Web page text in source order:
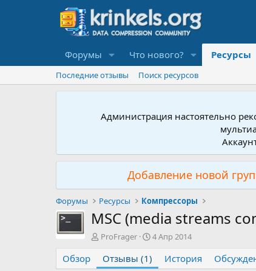
Форумы Что нового? Ресурсы
Последние отзывы Поиск ресурсов
Администрация настоятельно
Добавление новой
Форумы Ресурсы Компрессоры
MSC (media streams
А
т
о
ProFrager
Д
а
4 Апр 2014
Обзор Отзывы (1) История